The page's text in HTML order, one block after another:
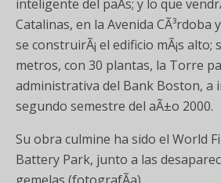
inteligente del paÃ­s; y lo que
Catalinas, en la Avenida CÃ³rdoba
se construirÃ¡ el edificio mÃ¡s
metros, con 30 plantas, la Torre
administrativa del Bank Boston, a
segundo semestre del aÃ±o 2000.
Su obra culmine ha sido el World
Battery Park, junto a las